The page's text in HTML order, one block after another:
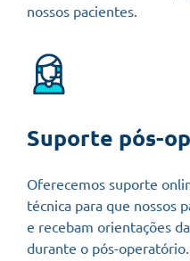
nossos pacientes.
Suporte pós-
Oferecemos suporte
técnica para que nossos
e recebam orientações
durante o pós-operatório.